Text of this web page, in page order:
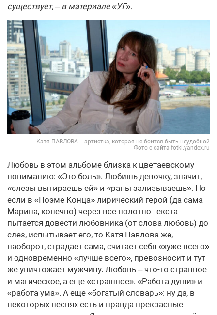
существует, – в материале «УГ».
Катя ПАВЛОВА – артистка, которая не боится быть неудобной
Фото с сайта fotki.yandex.ru
Любовь в этом альбоме близка к цветаевскому
пониманию: «Это боль». Любишь девочку, значит,
«слезы вытираешь ей» и «раны зализываешь». Но
если в «Поэме Конца» лирический герой (да сама
Марина, конечно) через все полотно текста
пытается довести любовника (от слова любовь) до
слез, испытывает его, то Катя Павлова же,
наоборот, страдает сама, считает себя «хуже всего»
и одновременно «лучше всего», превозносит и тут
же уничтожает мужчину. Любовь – что-то странное
и магическое, а еще «страшное». «Работа души» и
«работа ума». А еще «богатый словарь»: ну да, в
некоторых песнях есть и правда прекрасные